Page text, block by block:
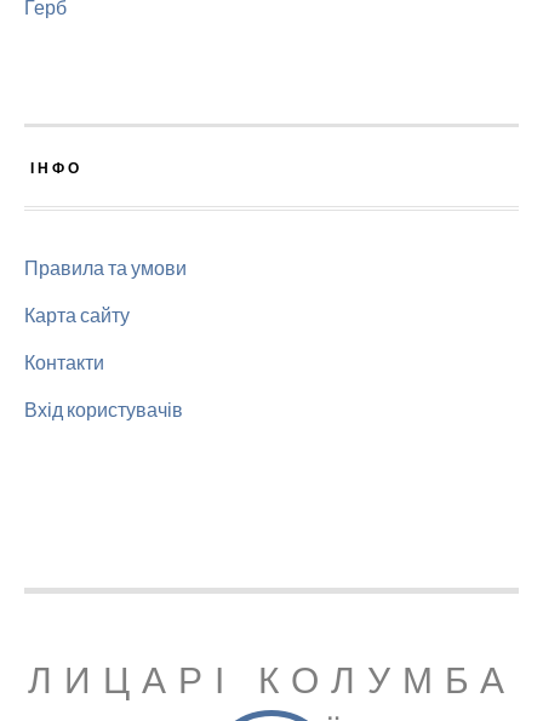
Герб
ІНФО
Правила та умови
Карта сайту
Контакти
Вхід користувачів
ЛИЦАРІ КОЛУМБА